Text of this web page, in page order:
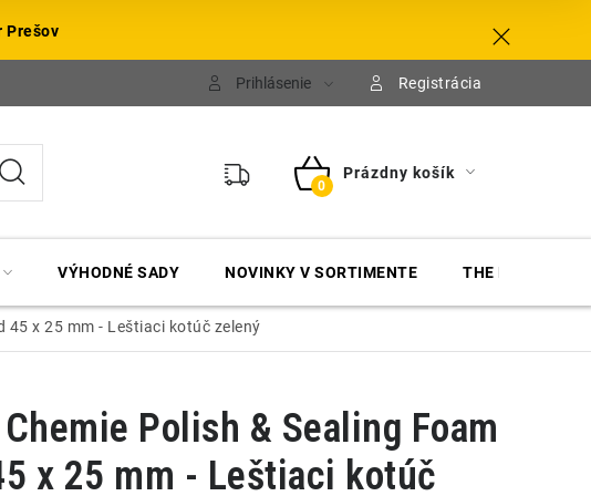
Prešov
Prihlásenie Registrácia
NÁKUPNÝ
Prázdny košík
VÝHODNÉ SADY NOVINKY V SORTIMENTE THE FINISHER
45 x 25 mm - Leštiaci kotúč zelený
Polish & Sealing Foam
x 25 mm - Leštiaci kotúč